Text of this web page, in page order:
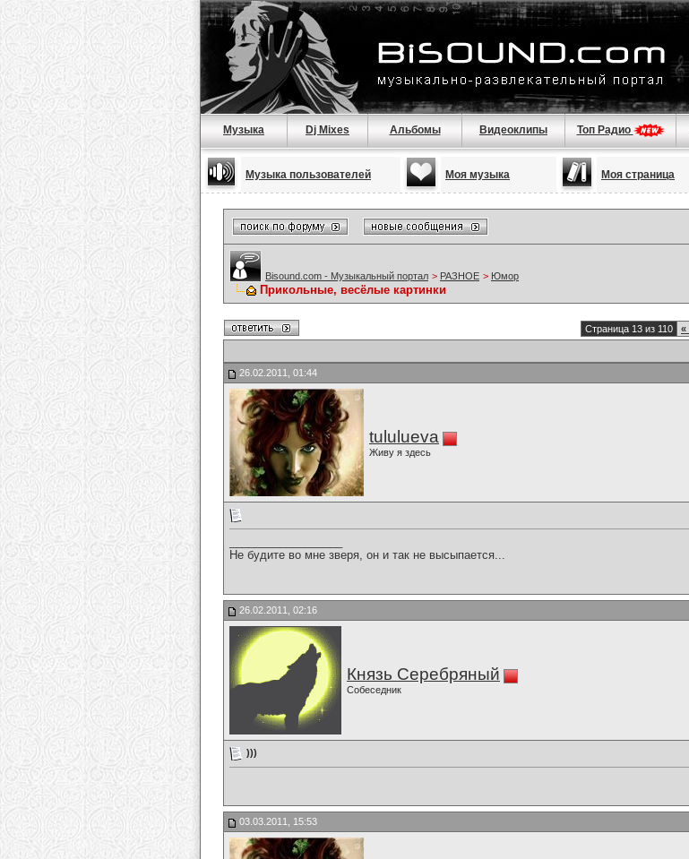
Музыка Dj Mixes Альбомы Видеоклипы Топ Радио
Музыка пользователей Моя музыка Моя страница
Bisound.com - Музыкальный портал > РАЗНОЕ > Юмор
Прикольные, весёлые картинки
Страница 13 из 110 «
26.02.2011, 01:44
tululueva
Живу я здесь
Не будите во мне зверя, он и так не высыпается...
26.02.2011, 02:16
Князь Серебряный
Собеседник
)))
03.03.2011, 15:53